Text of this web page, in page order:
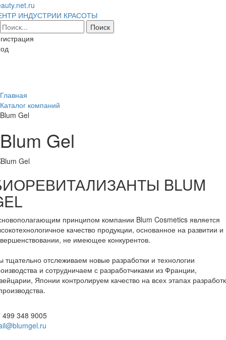
ИНДУСТРИИ КРАСОТЫ
Главная
Каталог компаний
Blum Gel
Blum Gel
BLUM
принципом компании Blum Cosmetics является
качество продукции, основанное на развитии и
не имеющее конкурентов.
тщательно отслеживаем новые разработки и технологии
и сотрудничаем с разработчиками из Франции,
Японии контролируем качество на всех этапах
499 348 9005